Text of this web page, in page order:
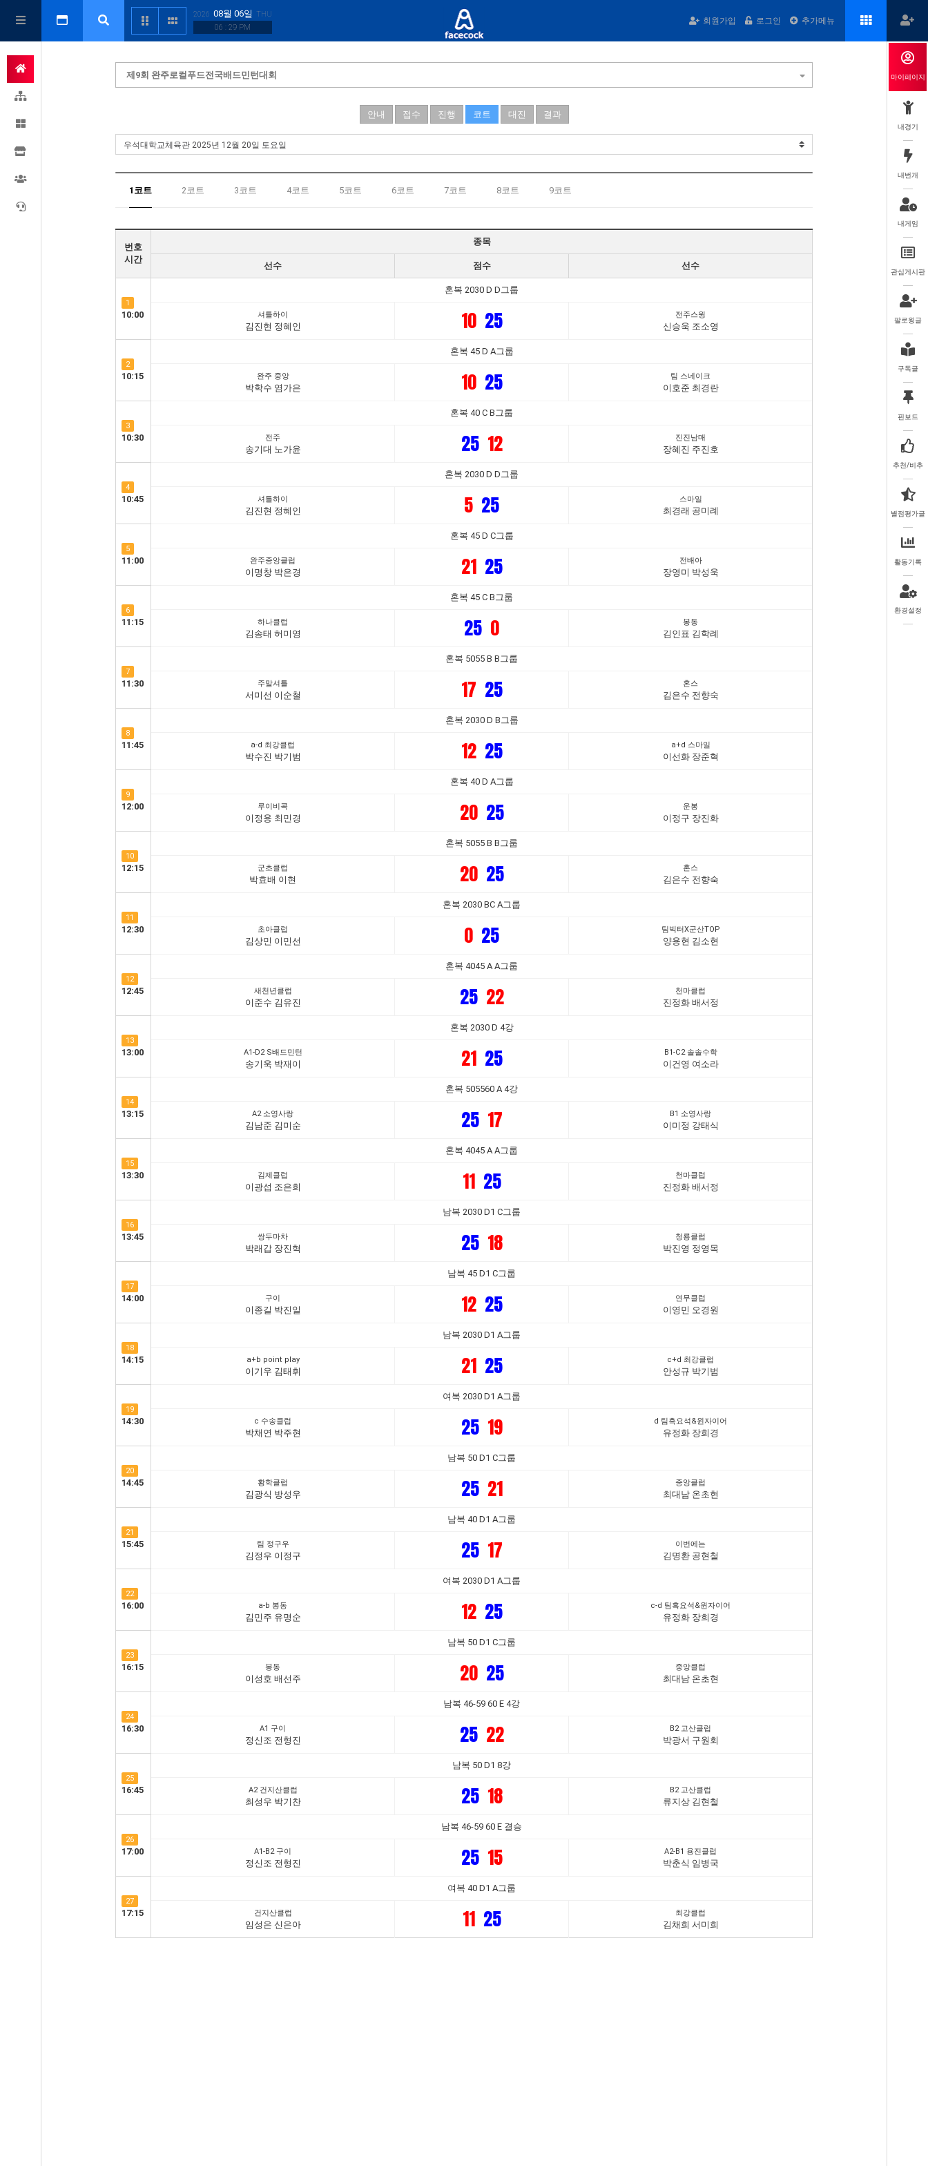
2026 08월 06일
THU
06 : 29 PM
회원가입 로그인 추가메뉴
제9회 완주로컬푸드전국배드민턴대회
안내 접수 진행 코트 대진 결과
1코트 2코트 3코트 4코트 5코트 6코트 7코트 8코트 9코트
번호
시간
종목
선수 점수 선수
1
10:00
혼복 2030 D D그룹
셔틀하이
김진현 정혜인 10 25 전주스윙
신승욱 조소영
2
10:15
혼복 45 D A그룹
완주 중앙
박학수 염가은 10 25 팀 스네이크
이호준 최경란
3
10:30
혼복 40 C B그룹
전주
송기대 노가윤 25 12 진진남매
장혜진 주진호
4
10:45
혼복 2030 D D그룹
셔틀하이
김진현 정혜인 5 25 스마일
최경래 공미례
5
11:00
혼복 45 D C그룹
완주중앙클럽
이명창 박은경 21 25 전배아
장영미 박성욱
6
11:15
혼복 45 C B그룹
하나클럽
김송태 허미영 25 0 봉동
김인표 김학례
7
11:30
혼복 5055 B B그룹
주말셔틀
서미선 이순철 17 25 혼스
김은수 전향숙
8
11:45
혼복 2030 D B그룹
a-d 최강클럽
박수진 박기범 12 25 a+d 스마일
이선화 장준혁
9
12:00
혼복 40 D A그룹
루이비콕
이정용 최민경 20 25 운봉
이정구 장진화
10
12:15
혼복 5055 B B그룹
군초클럽
박효배 이현 20 25 혼스
김은수 전향숙
11
12:30
혼복 2030 BC A그룹
초아클럽
김상민 이민선 0 25 팀빅터X군산TOP
양용현 김소현
12
12:45
혼복 4045 A A그룹
새천년클럽
이준수 김유진 25 22 천마클럽
진정화 배서정
13
13:00
혼복 2030 D 4강
A1-D2 S배드민턴
송기욱 박재이 21 25 B1-C2 솔솔수학
이건영 여소라
14
13:15
혼복 505560 A 4강
A2 소영사랑
김남준 김미순 25 17 B1 소영사랑
이미정 강태식
15
13:30
혼복 4045 A A그룹
김제클럽
이광섭 조은희 11 25 천마클럽
진정화 배서정
16
13:45
남복 2030 D1 C그룹
쌍두마차
박래갑 장진혁 25 18 청룡클럽
박진영 정영목
17
14:00
남복 45 D1 C그룹
구이
이종길 박진일 12 25 연무클럽
이영민 오경원
18
14:15
남복 2030 D1 A그룹
a+b point play
이기우 김태휘 21 25 c+d 최강클럽
안성규 박기범
19
14:30
여복 2030 D1 A그룹
c 수송클럽
박채연 박주현 25 19 d 팀흑요석&윈자이어
유정화 장희경
20
14:45
남복 50 D1 C그룹
황학클럽
김광식 방성우 25 21 중앙클럽
최대남 온초현
21
15:45
남복 40 D1 A그룹
팀 정구우
김정우 이정구 25 17 이번에는
김명환 공현철
22
16:00
여복 2030 D1 A그룹
a-b 봉동
김민주 유명순 12 25 c-d 팀흑요석&윈자이어
유정화 장희경
23
16:15
남복 50 D1 C그룹
봉동
이성호 배선주 20 25 중앙클럽
최대남 온초현
24
16:30
남복 46-59 60 E 4강
A1 구이
정신조 전형진 25 22 B2 고산클럽
박광서 구원회
25
16:45
남복 50 D1 8강
A2 건지산클럽
최성우 박기찬 25 18 B2 고산클럽
류지상 김현철
26
17:00
남복 46-59 60 E 결승
A1-B2 구이
정신조 전형진 25 15 A2-B1 용진클럽
박춘식 임병국
27
17:15
여복 40 D1 A그룹
건지산클럽
임성은 신은아 11 25 최강클럽
김채희 서미희
마이페이지
내경기
내번개
내게임
관심게시판
팔로윙글
구독글
핀보드
추천/비추
별점평가글
활동기록
환경설정